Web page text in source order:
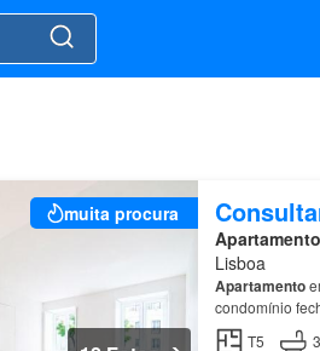
muita procura
Apartamento
Lisboa
Apartamento
condomínio
T5
3